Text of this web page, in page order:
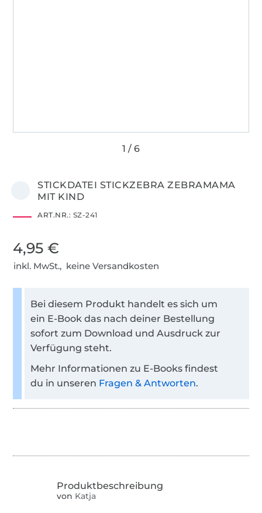
STICKDATEI STICKZEBRA ZEBRAMAMA
MIT KIND
ART.NR.: SZ-241
4,95 €
inkl. MwSt., keine Versandkosten
Bei diesem Produkt handelt es sich um
ein E-Book das nach deiner Bestellung
sofort zum Download und Ausdruck zur
Verfügung steht.
Mehr Informationen zu E-Books findest
du in unseren Fragen & Antworten.
von Katja